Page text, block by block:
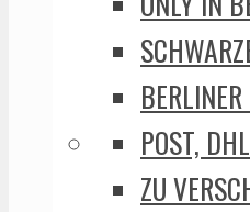
POST,
ZU